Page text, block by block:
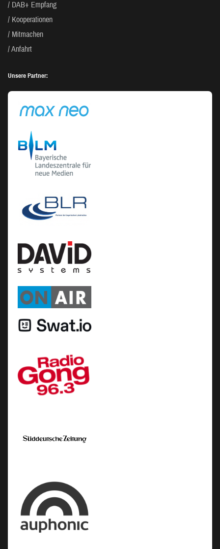
DAB+ Empfang
Kooperationen
Mitmachen
Anfahrt
Unsere Partner: